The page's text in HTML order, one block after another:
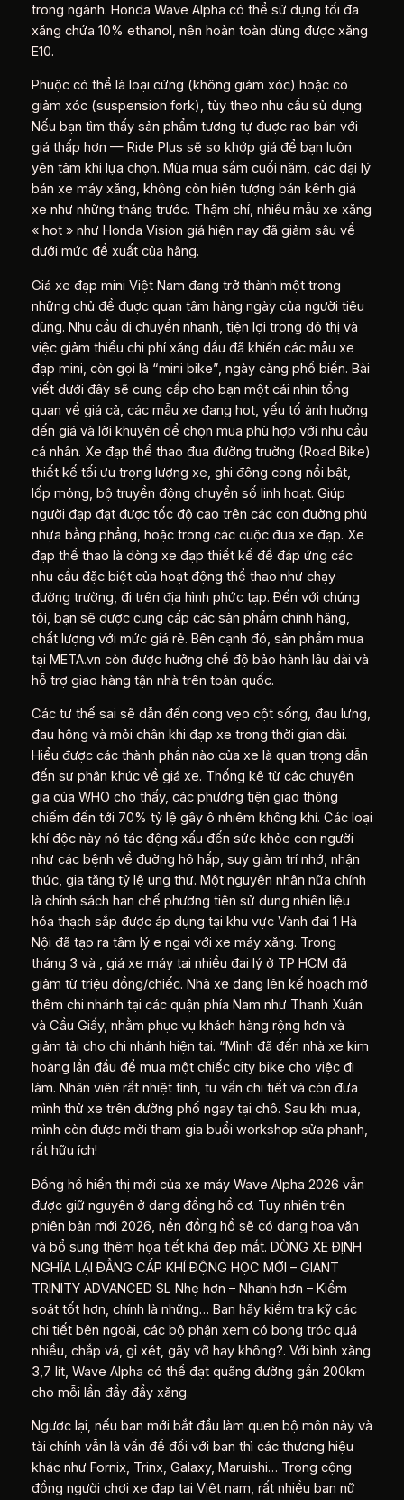
trong ngành. Honda Wave Alpha có thể sử dụng tối đa
xăng chứa 10% ethanol, nên hoàn toàn dùng được xăng
E10.
Phuộc có thể là loại cứng (không giảm xóc) hoặc có
giảm xóc (suspension fork), tùy theo nhu cầu sử dụng.
Nếu bạn tìm thấy sản phẩm tương tự được rao bán với
giá thấp hơn — Ride Plus sẽ so khớp giá để bạn luôn
yên tâm khi lựa chọn. Mùa mua sắm cuối năm, các đại lý
bán xe máy xăng, không còn hiện tượng bán kênh giá
xe như những tháng trước. Thậm chí, nhiều mẫu xe xăng
« hot » như Honda Vision giá hiện nay đã giảm sâu về
dưới mức đề xuất của hãng.
Giá xe đạp mini Việt Nam đang trở thành một trong
những chủ đề được quan tâm hàng ngày của người tiêu
dùng. Nhu cầu di chuyển nhanh, tiện lợi trong đô thị và
việc giảm thiểu chi phí xăng dầu đã khiến các mẫu xe
đạp mini, còn gọi là “mini bike”, ngày càng phổ biến. Bài
viết dưới đây sẽ cung cấp cho bạn một cái nhìn tổng
quan về giá cả, các mẫu xe đang hot, yếu tố ảnh hưởng
đến giá và lời khuyên để chọn mua phù hợp với nhu cầu
cá nhân. Xe đạp thể thao đua đường trường (Road Bike)
thiết kế tối ưu trọng lượng xe, ghi đông cong nổi bật,
lốp mỏng, bộ truyền động chuyển số linh hoạt. Giúp
người đạp đạt được tốc độ cao trên các con đường phủ
nhựa bằng phẳng, hoặc trong các cuộc đua xe đạp. Xe
đạp thể thao là dòng xe đạp thiết kế để đáp ứng các
nhu cầu đặc biệt của hoạt động thể thao như chạy
đường trường, đi trên địa hình phức tạp. Đến với chúng
tôi, bạn sẽ được cung cấp các sản phẩm chính hãng,
chất lượng với mức giá rẻ. Bên cạnh đó, sản phẩm mua
tại META.vn còn được hưởng chế độ bảo hành lâu dài và
hỗ trợ giao hàng tận nhà trên toàn quốc.
Các tư thế sai sẽ dẫn đến cong vẹo cột sống, đau lưng,
đau hông và mỏi chân khi đạp xe trong thời gian dài.
Hiểu được các thành phần nào của xe là quan trọng dẫn
đến sự phân khúc về giá xe. Thống kê từ các chuyên
gia của WHO cho thấy, các phương tiện giao thông
chiếm đến tới 70% tỷ lệ gây ô nhiễm không khí. Các loại
khí độc này nó tác động xấu đến sức khỏe con người
như các bệnh về đường hô hấp, suy giảm trí nhớ, nhận
thức, gia tăng tỷ lệ ung thư. Một nguyên nhân nữa chính
là chính sách hạn chế phương tiện sử dụng nhiên liệu
hóa thạch sắp được áp dụng tại khu vực Vành đai 1 Hà
Nội đã tạo ra tâm lý e ngại với xe máy xăng. Trong
tháng 3 và , giá xe máy tại nhiều đại lý ở TP HCM đã
giảm từ triệu đồng/chiếc. Nhà xe đang lên kế hoạch mở
thêm chi nhánh tại các quận phía Nam như Thanh Xuân
và Cầu Giấy, nhằm phục vụ khách hàng rộng hơn và
giảm tải cho chi nhánh hiện tại. “Mình đã đến nhà xe kim
hoàng lần đầu để mua một chiếc city bike cho việc đi
làm. Nhân viên rất nhiệt tình, tư vấn chi tiết và còn đưa
mình thử xe trên đường phố ngay tại chỗ. Sau khi mua,
mình còn được mời tham gia buổi workshop sửa phanh,
rất hữu ích!
Đồng hồ hiển thị mới của xe máy Wave Alpha 2026 vẫn
được giữ nguyên ở dạng đồng hồ cơ. Tuy nhiên trên
phiên bản mới 2026, nền đồng hồ sẽ có dạng hoa văn
và bổ sung thêm họa tiết khá đẹp mắt. DÒNG XE ĐỊNH
NGHĨA LẠI ĐẲNG CẤP KHÍ ĐỘNG HỌC MỚI – GIANT
TRINITY ADVANCED SL Nhẹ hơn – Nhanh hơn – Kiểm
soát tốt hơn, chính là những… Bạn hãy kiểm tra kỹ các
chi tiết bên ngoài, các bộ phận xem có bong tróc quá
nhiều, chắp vá, gỉ xét, gãy vỡ hay không?. Với bình xăng
3,7 lít, Wave Alpha có thể đạt quãng đường gần 200km
cho mỗi lần đầy đầy xăng.
Ngược lại, nếu bạn mới bắt đầu làm quen bộ môn này và
tài chính vẫn là vấn đề đối với bạn thì các thương hiệu
khác như Fornix, Trinx, Galaxy, Maruishi… Trong cộng
đồng người chơi xe đạp tại Việt nam, rất nhiều bạn nữ